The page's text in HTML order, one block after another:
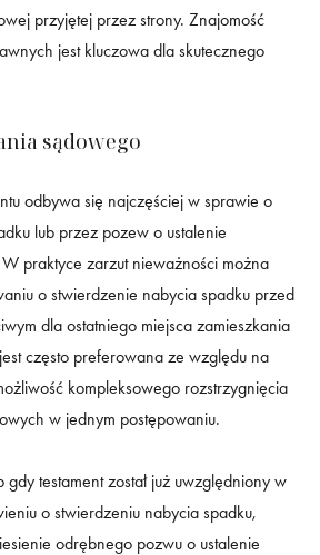
przyjętej przez strony. Znajomość
jest kluczowa dla skutecznego
sądowego
odbywa się najczęściej w sprawie o
lub przez pozew o ustalenie
praktyce zarzut nieważności można
o stwierdzenie nabycia spadku przed
dla ostatniego miejsca zamieszkania
często preferowana ze względu na
kompleksowego rozstrzygnięcia
w jednym postępowaniu.
gdy testament został już uwzględniony w
o stwierdzeniu nabycia spadku,
odrębnego pozwu o ustalenie